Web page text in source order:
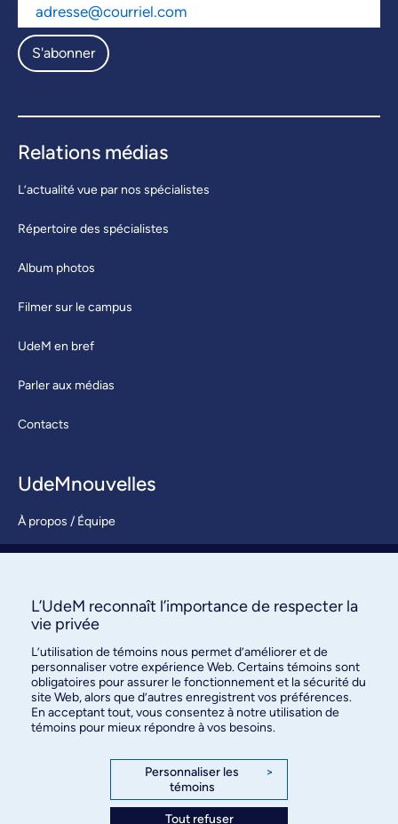
S'abonner
Relations médias
L’actualité vue par nos spécialistes
Répertoire des spécialistes
Album photos
Filmer sur le campus
UdeM en bref
Parler aux médias
Contacts
UdeMnouvelles
À propos / Équipe
S’abonner
des relations publiques
3744, rue Jean-Brillant, bureau 490
Montréal (Québec) H3T 1P1
L’UdeM reconnaît l’importance de respecter la
vie privée
L’utilisation de témoins nous permet d’améliorer et de
personnaliser votre expérience Web. Certains témoins sont
obligatoires pour assurer le fonctionnement et la sécurité du
site Web, alors que d’autres enregistrent vos préférences.
En acceptant tout, vous consentez à notre utilisation de
témoins pour mieux répondre à vos besoins.
Personnaliser les
témoins
>
Tout refuser